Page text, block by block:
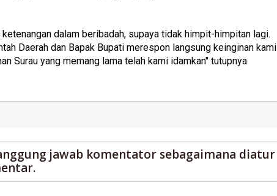
dalam beribadah, supaya tidak himpit-himpitan lagi.
Daerah dan Bapak Bupati merespon langsung keinginan kami
Surau yang memang lama telah kami idamkan" tutupnya.
jawab komentator sebagaimana diatur